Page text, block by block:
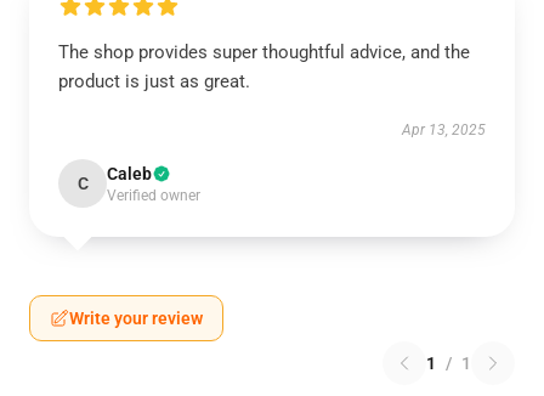
The shop provides super thoughtful advice, and the
product is just as great.
Apr 13, 2025
C Caleb
Verified owner
Write your review
1 / 1